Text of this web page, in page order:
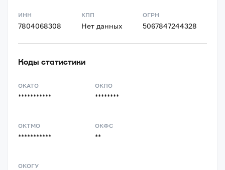
ИНН
7804068308
КПП
Нет данных
ОГРН
5067847244328
Коды статистики
ОКАТО
***********
ОКПО
********
ОКТМО
***********
ОКФС
**
ОКОГУ